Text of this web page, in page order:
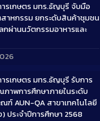
ารเกษตร มทร.ธัญบุรี จับมือ
าหกรรม ยกระดับสินค้าชุมชน
ผ่านนวัตกรรมอาหารและ
รเกษตร มทร.ธัญบุรี รับการ
ภาพการศึกษาภายในระดับ
ฑ์ AUN-QA สาขาเทคโนโลยี
ประจำปีการศึกษา 2568